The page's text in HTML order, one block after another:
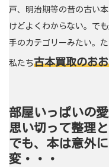
戸、明治期等の昔の古い
けどよくわからない。で
手のカテゴリーみたい。
私たち古本買取のお
部屋いっぱいの
思い切って整理と
でも、本は意外
変・・・